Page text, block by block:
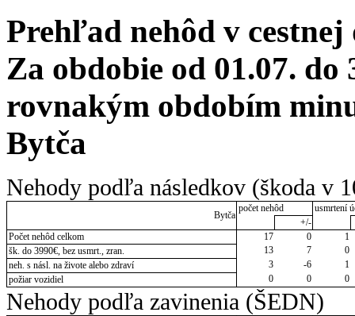
Prehľad nehôd v cestnej
Za obdobie od 01.07. do
rovnakým obdobím
Bytča
Nehody podľa následkov (škoda v
Bytča
počet nehôd
usmrtení
+/-
Počet nehôd celkom
17 0
1
šk. do 3990€, bez usmrt., zran.
13 7
0
neh. s násl. na živote alebo zdraví
3 -6
1
požiar vozidiel
0 0 0
Nehody podľa zavinenia (ŠEDN)